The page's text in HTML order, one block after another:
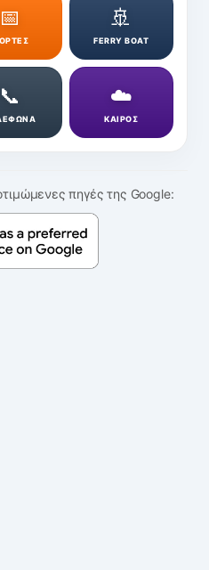
📅 🚢
FERRY BOAT
📞 ☁️
ΚΑΙΡΟΣ
πηγές της Google: